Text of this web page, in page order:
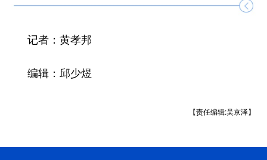
记者：黄孝邦
编辑：邱少煜
【责任编辑:吴京泽】